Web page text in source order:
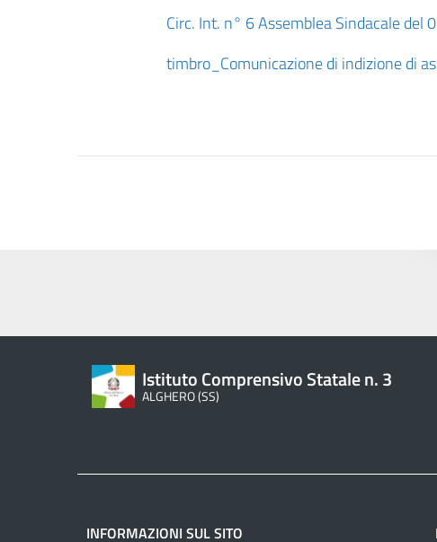
Circ. Int. n° 6 Assemblea Sindacale del
timbro_Comunicazione di indizione di
Istituto Comprensivo Statale n. 3
ALGHERO (SS)
INFORMAZIONI SUL SITO